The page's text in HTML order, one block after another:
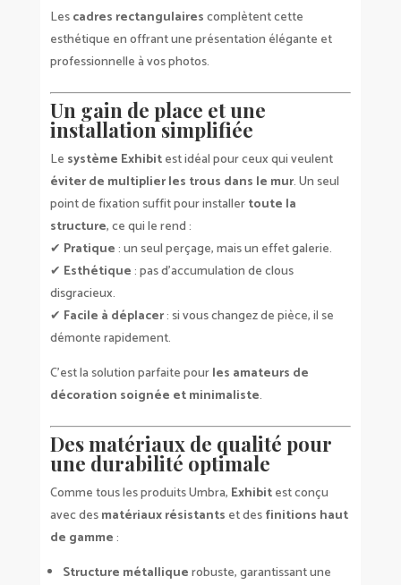
Lescadres rectangulairescomplètent cette
esthétique en offrant une présentation élégante et
professionnelle à vos photos.
Un gain de place et une
installation simplifiée
Le système Exhibitest idéal pour ceux qui veulent
éviter de multiplier les trous dans le mur. Un seul
point de fixation suffit pour installertoute la
structure, ce qui le rend :
✔ Pratique: un seul perçage, mais un effet galerie.
✔ Esthétique: pas d’accumulation de clous
disgracieux.
✔ Facile à déplacer: si vous changez de pièce, il se
démonte rapidement.
C’est la solution parfaite pourles amateurs de
décoration soignée et minimaliste.
Des matériaux de qualité pour
une durabilité optimale
Comme tous les produits Umbra, Exhibitest conçu
avec desmatériaux résistants et desfinitions haut
de gamme:
Structure métalliquerobuste, garantissant une